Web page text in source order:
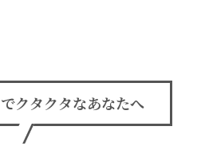
クタクタなあなたへ